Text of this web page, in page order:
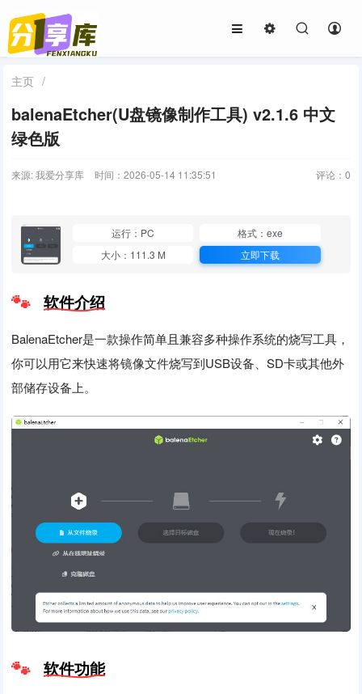
主页 /
balenaEtcher(U盘镜像制作工具) v2.1.6 中文
绿色版
来源: 我爱分享库 时间：2026-05-14 11:35:51 评论： 0
运行：PC
格式：exe
大小：111.3 M
立即下载
软件介绍
BalenaEtcher是一款操作简单且兼容多种操作系统的烧写工具，
你可以用它来快速将镜像文件烧写到USB设备、SD卡或其他外
部储存设备上。
软件功能